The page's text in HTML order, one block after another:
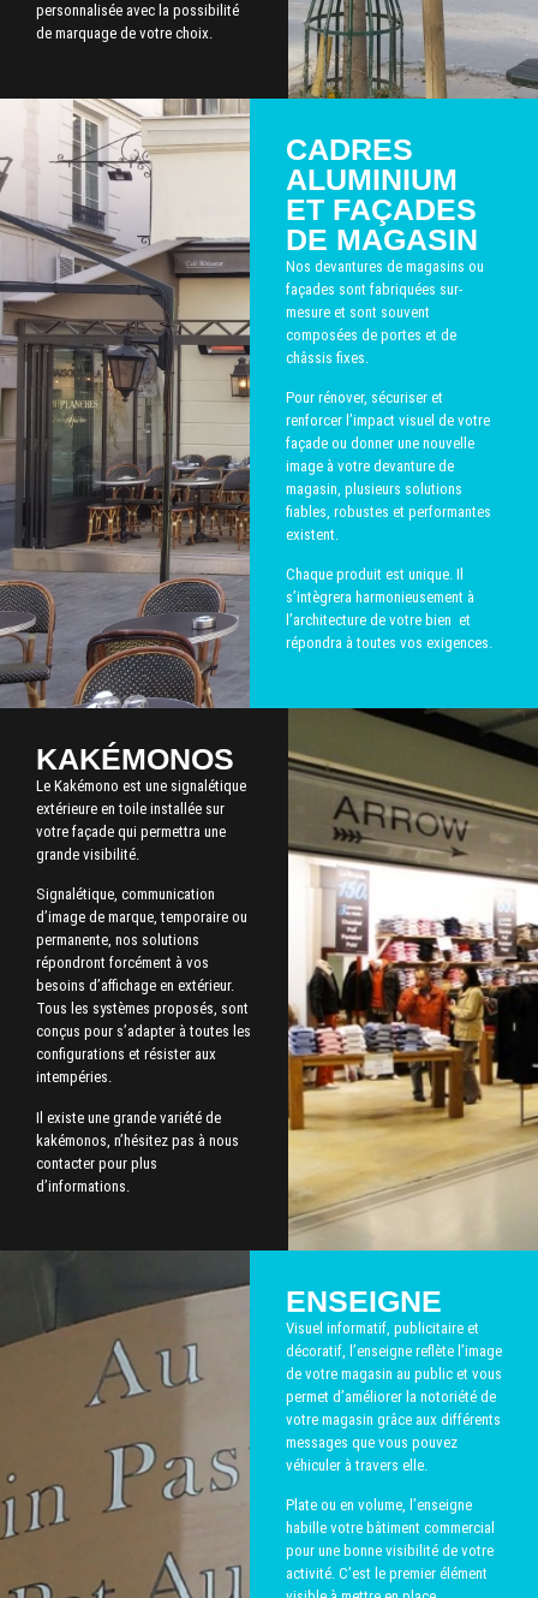
personnalisée avec la possibilité
de marquage de votre choix.
CADRES
ALUMINIUM
ET FAÇADES
DE MAGASIN
Nos devantures de magasins ou
façades sont fabriquées sur-
mesure et sont souvent
composées de portes et de
châssis fixes.
Pour rénover, sécuriser et
renforcer l’impact visuel de votre
façade ou donner une nouvelle
image à votre devanture de
magasin, plusieurs solutions
fiables, robustes et performantes
existent.
Chaque produit est unique. Il
s’intègrera harmonieusement à
l’architecture de votre bien et
répondra à toutes vos exigences.
KAKÉMONOS
Le Kakémono est une signalétique
extérieure en toile installée sur
votre façade qui permettra une
grande visibilité.
Signalétique, communication
d’image de marque, temporaire ou
permanente, nos solutions
répondront forcément à vos
besoins d’affichage en extérieur.
Tous les systèmes proposés, sont
conçus pour s’adapter à toutes les
configurations et résister aux
intempéries.
Il existe une grande variété de
kakémonos, n’hésitez pas à nous
contacter pour plus
d’informations.
ENSEIGNE
Visuel informatif, publicitaire et
décoratif, l’enseigne reflète l’image
de votre magasin au public et vous
permet d’améliorer la notoriété de
votre magasin grâce aux différents
messages que vous pouvez
véhiculer à travers elle.
Plate ou en volume, l’enseigne
habille votre bâtiment commercial
pour une bonne visibilité de votre
activité. C’est le premier élément